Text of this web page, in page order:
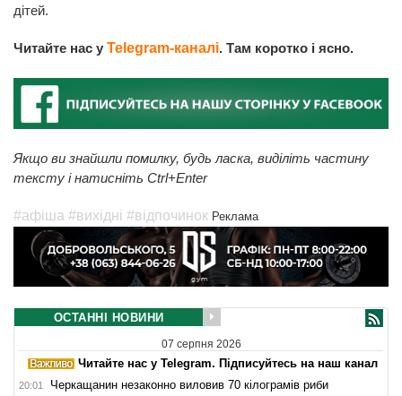
дітей.
Читайте нас у Telegram-каналі. Там коротко і ясно.
Якщо ви знайшли помилку, будь ласка, виділіть частину
тексту і натисніть Ctrl+Enter
#афіша #вихідні #відпочинок Реклама
ОСТАННІ НОВИНИ
07 серпня 2026
Читайте нас у Telegram. Підписуйтесь на наш канал
20:01 Черкащанин незаконно виловив 70 кілограмів риби